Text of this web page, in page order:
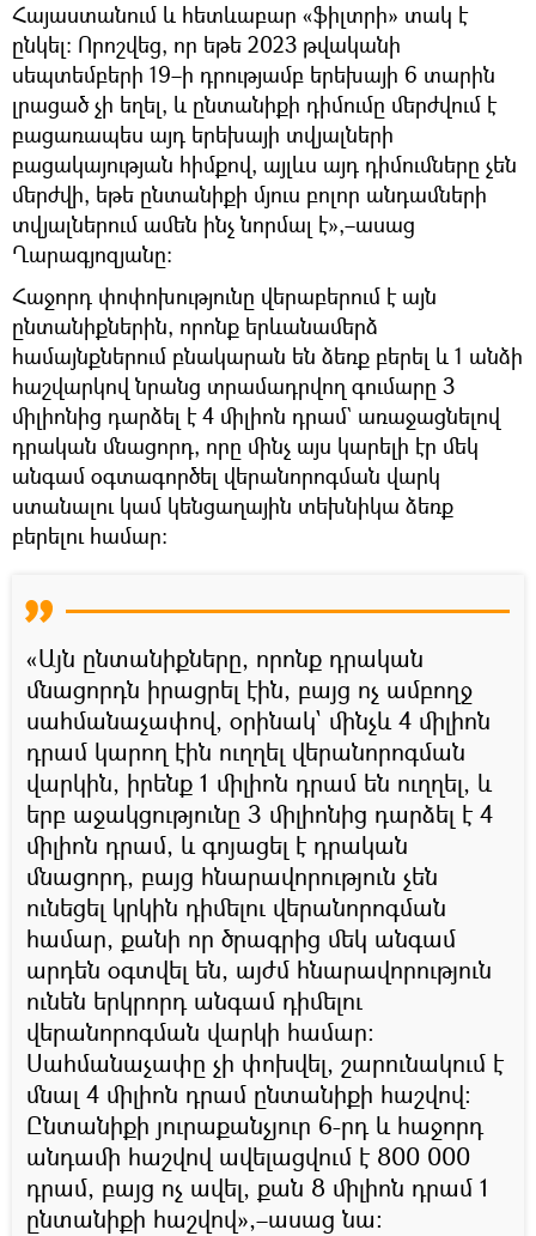
Հայաստանում և հետևաբար «ֆիլտրի» տակ է
ընկել։ Որոշվեց, որ եթե 2023 թվականի
սեպտեմբերի 19–ի դրությամբ երեխայի 6 տարին
լրացած չի եղել, և ընտանիքի դիմումը մերժվում է
բացառապես այդ երեխայի տվյալների
բացակայության հիմքով, այլևս այդ դիմումները չեն
մերժվի, եթե ընտանիքի մյուս բոլոր անդամների
տվյալներում ամեն ինչ նորմալ է»,–ասաց
Ղարագյոզյանը։
Հաջորդ փոփոխությունը վերաբերում է այն
ընտանիքներին, որոնք երևանամերձ
համայնքներում բնակարան են ձեռք բերել և 1 անձի
հաշվարկով նրանց տրամադրվող գումարը 3
միլիոնից դարձել է 4 միլիոն դրամ` առաջացնելով
դրական մնացորդ, որը մինչ այս կարելի էր մեկ
անգամ օգտագործել վերանորոգման վարկ
ստանալու կամ կենցաղային տեխնիկա ձեռք
բերելու համար։
«Այն ընտանիքները, որոնք դրական
մնացորդն իրացրել էին, բայց ոչ ամբողջ
սահմանաչափով, օրինակ` մինչև 4 միլիոն
դրամ կարող էին ուղղել վերանորոգման
վարկին, իրենք 1 միլիոն դրամ են ուղղել, և
երբ աջակցությունը 3 միլիոնից դարձել է 4
միլիոն դրամ, և գոյացել է դրական
մնացորդ, բայց հնարավորություն չեն
ունեցել կրկին դիմելու վերանորոգման
համար, քանի որ ծրագրից մեկ անգամ
արդեն օգտվել են, այժմ հնարավորություն
ունեն երկրորդ անգամ դիմելու
վերանորոգման վարկի համար։
Սահմանաչափը չի փոխվել, շարունակում է
մնալ 4 միլիոն դրամ ընտանիքի հաշվով։
Ընտանիքի յուրաքանչյուր 6-րդ և հաջորդ
անդամի հաշվով ավելացվում է 800 000
դրամ, բայց ոչ ավել, քան 8 միլիոն դրամ 1
ընտանիքի հաշվով»,–ասաց նա։